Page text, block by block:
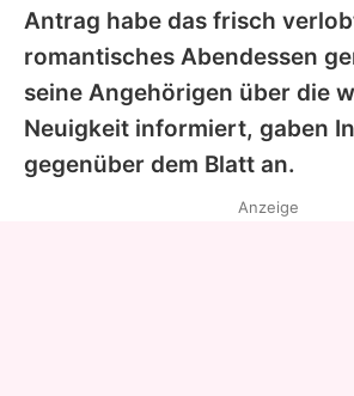
Antrag habe das frisch
romantisches Abendessen
seine Angehörigen über die
Neuigkeit informiert, gaben
gegenüber dem Blatt an.
Anzeige